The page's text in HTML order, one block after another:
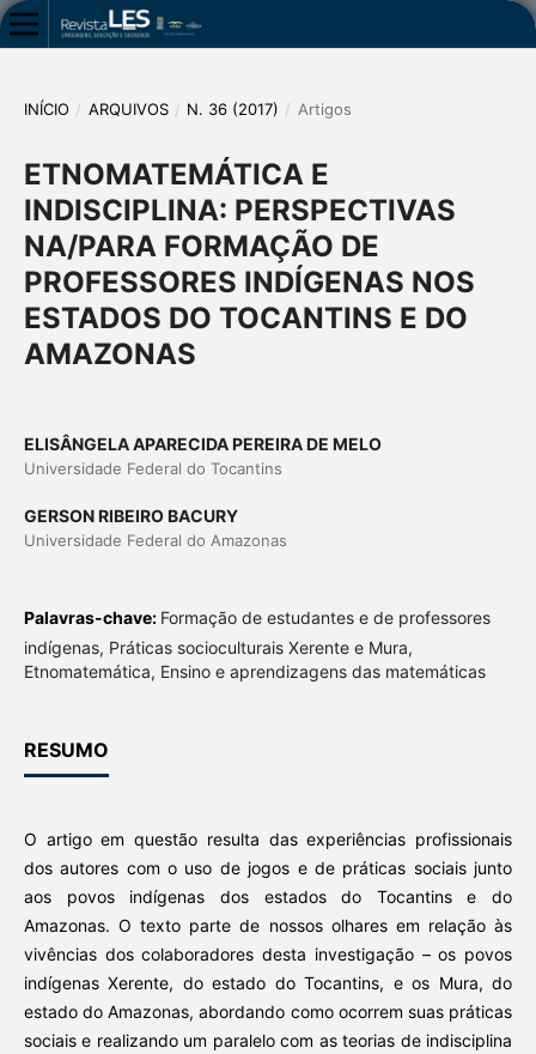
INÍCIO / ARQUIVOS / N. 36 (2017) / Artigos
ETNOMATEMÁTICA E
INDISCIPLINA: PERSPECTIVAS
NA/PARA FORMAÇÃO DE
PROFESSORES INDÍGENAS NOS
ESTADOS DO TOCANTINS E DO
AMAZONAS
ELISÂNGELA APARECIDA PEREIRA DE MELO
Universidade Federal do Tocantins
GERSON RIBEIRO BACURY
Universidade Federal do Amazonas
Palavras-chave: Formação de estudantes e de professores
indígenas, Práticas socioculturais Xerente e Mura,
Etnomatemática, Ensino e aprendizagens das matemáticas
RESUMO
O artigo em questão resulta das experiências profissionais
dos autores com o uso de jogos e de práticas sociais junto
aos povos indígenas dos estados do Tocantins e do
Amazonas. O texto parte de nossos olhares em relação às
vivências dos colaboradores desta investigação – os povos
indígenas Xerente, do estado do Tocantins, e os Mura, do
estado do Amazonas, abordando como ocorrem suas práticas
sociais e realizando um paralelo com as teorias de indisciplina